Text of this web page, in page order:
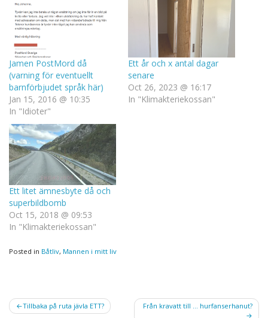
Jamen PostMord då
(varning för eventuellt
barnförbjudet språk här)
Jan 15, 2016 @ 10:35
In "Idioter"
Ett år och x antal dagar
senare
Oct 26, 2023 @ 16:17
In "Klimakteriekossan"
Ett litet ämnesbyte då och
superbildbomb
Oct 15, 2018 @ 09:53
In "Klimakteriekossan"
Posted in Båtliv, Mannen i mitt liv
PostTillbaka på ruta jävla ETT? Från kravatt till … hurfanserhanut?